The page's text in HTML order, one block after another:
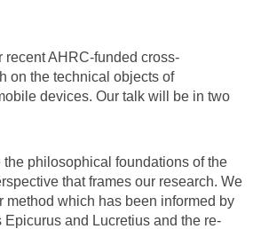
recent AHRC-funded cross-
on the technical objects of
devices. Our talk will be in two
philosophical foundations of the
that frames our research. We
method which has been informed by
Epicurus and Lucretius and the re-